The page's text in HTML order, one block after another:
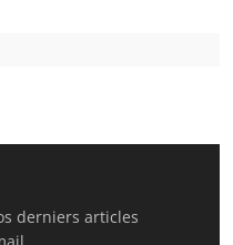
derniers articles